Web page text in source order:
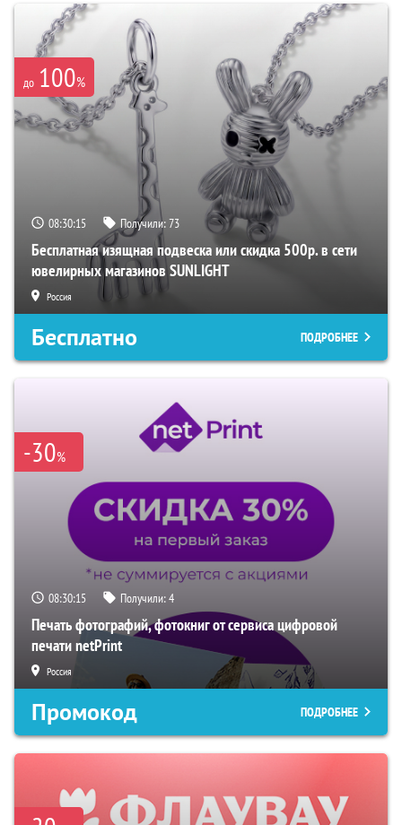
до 100%
08:30:14 Получили:73
Бесплатная изящная подвеска или скидка 500р. в сети
ювелирных магазинов SUNLIGHT
Россия
Бесплатно ПОДРОБНЕЕ
-30%
08:30:14 Получили:4
Печать фотографий, фотокниг от сервиса цифровой
печати netPrint
Россия
Промокод ПОДРОБНЕЕ